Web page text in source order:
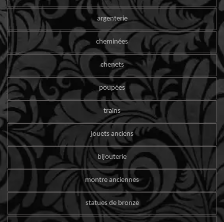
argenterie
cheminées
chenets
poupées
trains
jouets anciens
bijouterie
montre anciennes
statues de bronze